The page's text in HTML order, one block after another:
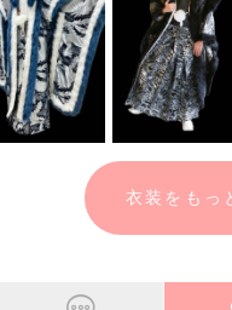
衣装をもっ